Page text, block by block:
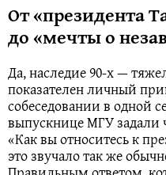
От «президента
до «мечты о
Да, наследие 90-х —
показателен личный
собеседовании в одной
выпускнице МГУ задали
«Как вы относитесь к
это звучало так же